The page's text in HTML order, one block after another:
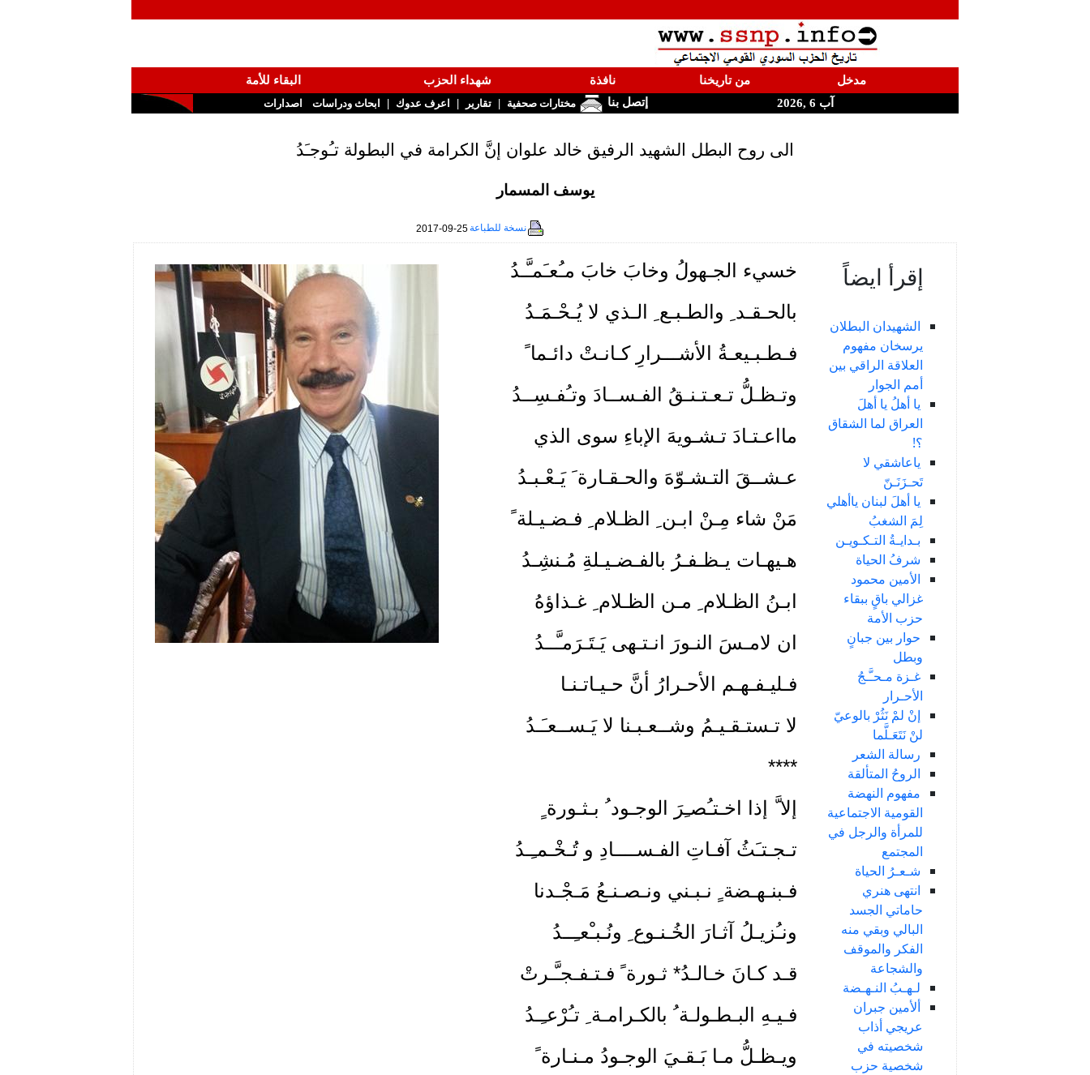
مدخل من تاريخنا نافذة شهداء الحزب
البقاء للأمة
آب 6 ,2026
إتصل بنا مختارات صحفية | تقارير | اعرف عدوك | ابحاث ودراسات اصدارات
الى روح البطل الشهيد الرفيق خالد علوان إنَّ الكرامة في البطولة تـُوجـَدُ
يوسف المسمار
نسخة للطباعة2017-09-25
إقرأ ايضاً
الشهيدان البطلان
يرسخان مفهوم
العلاقة الراقي بين
أمم الجوار
يا أهلُ يا أهلَ
العراق لما الشقاق
؟!
ياعاشقي لا
تَحـزَنَـنّ
يا أهلَ لبنان ياأهلي
لِمَ الشغبُ
بـدايـةُ التـكـويـن
شرفُ الحياة
الأمين محمود
غزالي باقٍ ببقاء
حزب الأمة
حوار بين جبانٍ
وبطل
غـزة مـحـَّـجُ
الأحـرار
إنْ لمْ نَثُرْ بالوعيّ
لنْ نَتَعَـلَّما
رسالة الشعر
الروحُ المتألقة
مفهوم النهضة
القومية الاجتماعية
للمرأة والرجل في
المجتمع
شـعـرُ الحياة
انتهى هنري
حاماتي الجسد
البالي وبقي منه
الفكر والموقف
والشجاعة
لـهـبُ النـهـضة
ألأمين جبران
عريجي أذاب
شخصيته في
شخصية حزب
خسيء الجـهولُ وخابَ خابَ مـُعـَمـَّـدُ
بالحـقـد ِ والطـبـع ِ الـذي لا يُـحْـمَـدُ
فـطـبـيعـةُ الأشـــرارِ كـانـتْ دائـما ً
وتـظـلُّ تـعـتـنـقُ الفـســادَ وتـُفـسِــدُ
مااعـتـادَ تـشـويهَ الإباءِ سوى الذي
عـشــقَ التـشـوّهَ والحـقـارة َ يَـعْـبـدُ
مَنْ شاء مِـنْ ابـن ِ الظـلام ِ فـضـيـلة ً
هـيهـات يـظـفـرُ بالفـضـيـلةِ مُـنشِـدُ
ابـنُ الظـلام ِ مـن الظـلام ِ غـذاؤهُ
ان لامـسَ النـورَ انـتـهى يَـتَـرَمـَّــدُ
فـليـفـهـم الأحـرارُ أنَّ حـيـاتـنـا
لا تـستـقـيـمُ وشــعـبـنا لا يَـســعـَـدُ
****
إلا َّ إذا اخـتـُصـِرَ الوجـود ُ بـثـورة ٍ
تـجـتـَثُ آفـاتِ الفـســــادِ و تُـخْـمـِـدُ
فـبنـهـضة ٍ نـبـني ونـصـنـعُ مَـجْـدنا
ونـُزيـلُ آثـارَ الخُـنـوع ِ ونُـبـْعـِــدُ
قـد كـانَ خـالـدُ* ثـورة ً فـتـفـجـَّـرتْ
فـيـهِ البـطـولـة ُ بالكـرامـة ِ تـُرْعـِـدُ
ويـظـلُّ مـا بَـقـيَ الوجـودُ مـنـارة ً